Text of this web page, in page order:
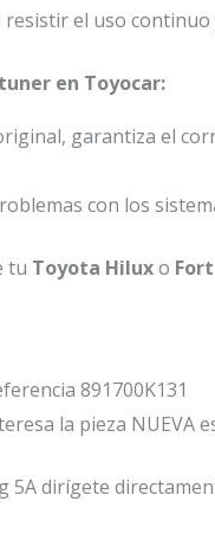
el uso continuo
en Toyocar:
garantiza el
con los
tu Toyota Hiluxo
891700K131
la pieza NUEVA
dirígete